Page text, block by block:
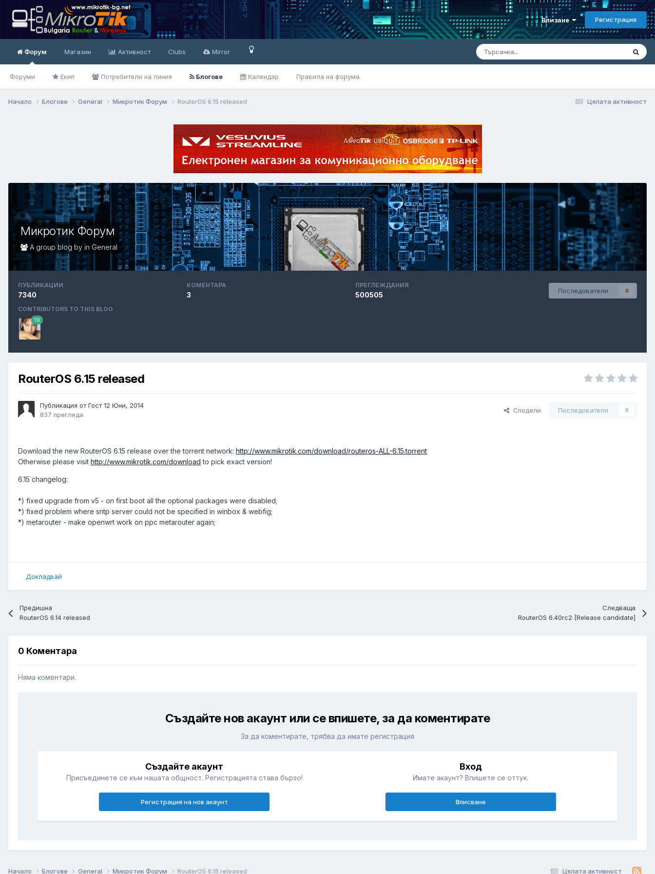
Влизане Регистрация
Форум
Форуми Екип Потребители на линия Блогове Календар Правила на форума
Магазин Активност Clubs Mirror
Цялата активност
Начало Блогове General Микротик Форум RouterOS 6.15 released
Микротик Форум
A group blog by in General
Последователи 0
ПУБЛИКАЦИИ
7340
КОМЕНТАРА
3
ПРЕГЛЕЖДАНИЯ
500505
CONTRIBUTORS TO THIS BLOG
19
RouterOS 6.15 released
Публикация от Гост12 Юни, 2014
837 прегледа
Сподели Последователи 0
Download the new RouterOS 6.15 release over the torrent network: http://www.mikrotik.com/download/routeros-ALL-6.15.torrent
Otherwise please visit http://www.mikrotik.com/download to pick exact version!
6.15 changelog:
*) fixed upgrade from v5 - on first boot all the optional packages were disabled;
*) fixed problem where sntp server could not be specified in winbox & webfig;
*) metarouter - make openwrt work on ppc metarouter again;
Докладвай
Предишна
RouterOS 6.14 released
Следваща
RouterOS 6.40rc2 [Release candidate]
0 Коментара
Няма коментари.
Създайте нов акаунт или се впишете, за да коментирате
За да коментирате, трябва да имате регистрация
Създайте акаунт
Присъединете се към нашата общност. Регистрацията става бързо!
Регистрация на нов акаунт
Вход
Имате акаунт? Впишете се оттук.
Вписване
Цялата активност
Начало Блогове General Микротик Форум RouterOS 6.15 released